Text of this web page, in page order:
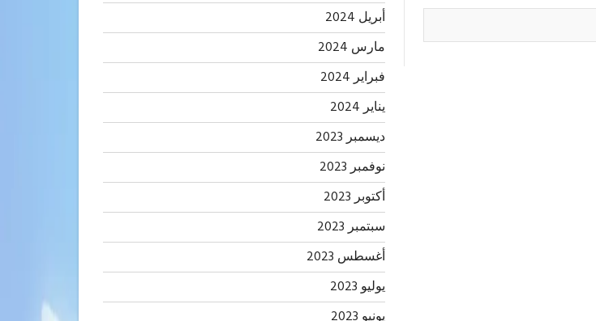
أبريل 2024
مارس 2024
فبراير 2024
يناير 2024
ديسمبر 2023
نوفمبر 2023
أكتوبر 2023
سبتمبر 2023
أغسطس 2023
يوليو 2023